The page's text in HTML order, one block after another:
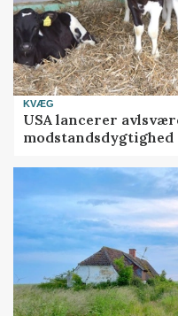
KVÆG
USA lancerer
modstandsdygtighed